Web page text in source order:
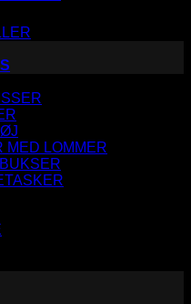
MED LOMMER